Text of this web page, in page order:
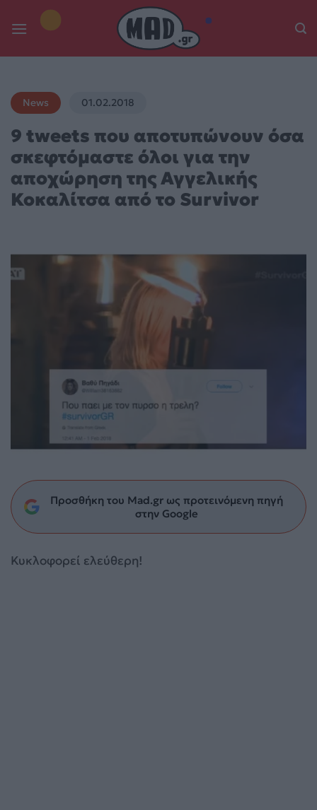
News 01.02.2018
9 tweets που αποτυπώνουν όσα
σκεφτόμαστε όλοι για την
αποχώρηση της Αγγελικής
Κοκαλίτσα από το Survivor
Προσθήκη του Mad.gr ως προτεινόμενη πηγή
στην Google
Κυκλοφορεί ελεύθερη!